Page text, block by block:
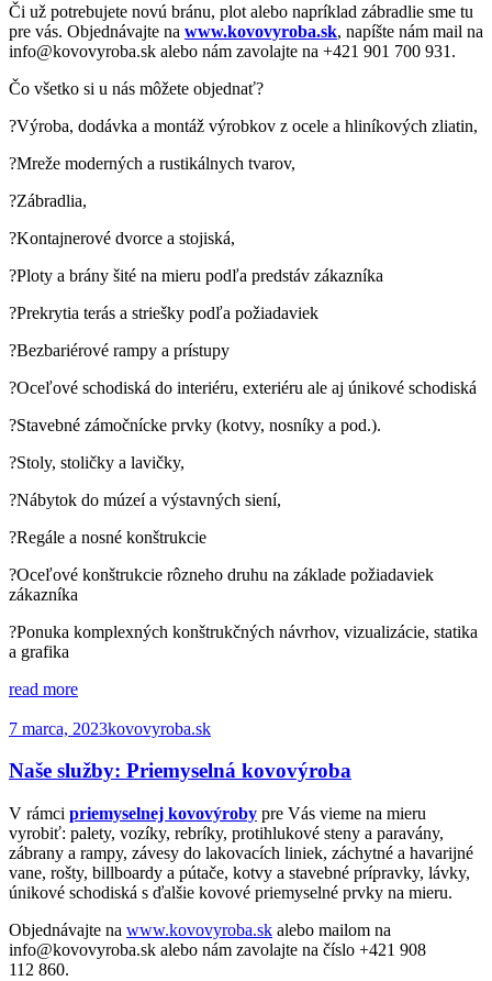
Či už potrebujete novú bránu, plot alebo napríklad zábradlie sme tu
pre vás. Objednávajte na www.kovovyroba.sk, napíšte nám mail na
info@kovovyroba.sk alebo nám zavolajte na +421 901 700 931.
Čo všetko si u nás môžete objednať?
?Výroba, dodávka a montáž výrobkov z ocele a hliníkových zliatin,
?Mreže moderných a rustikálnych tvarov,
?Zábradlia,
?Kontajnerové dvorce a stojiská,
?Ploty a brány šité na mieru podľa predstáv zákazníka
?Prekrytia terás a striešky podľa požiadaviek
?Bezbariérové rampy a prístupy
?Oceľové schodiská do interiéru, exteriéru ale aj únikové schodiská
?Stavebné zámočnícke prvky (kotvy, nosníky a pod.).
?Stoly, stoličky a lavičky,
?Nábytok do múzeí a výstavných siení,
?Regále a nosné konštrukcie
?Oceľové konštrukcie rôzneho druhu na základe požiadaviek
zákazníka
?Ponuka komplexných konštrukčných návrhov, vizualizácie, statika
a grafika
read more
7 marca, 2023kovovyroba.sk
Naše služby: Priemyselná kovovýroba
V rámci priemyselnej kovovýroby pre Vás vieme na mieru
vyrobiť: palety, vozíky, rebríky, protihlukové steny a paravány,
zábrany a rampy, závesy do lakovacích liniek, záchytné a havarijné
vane, rošty, billboardy a pútače, kotvy a stavebné prípravky, lávky,
únikové schodiská s ďalšie kovové priemyselné prvky na mieru.
Objednávajte na www.kovovyroba.sk alebo mailom na
info@kovovyroba.sk alebo nám zavolajte na číslo +421 908
112 860.